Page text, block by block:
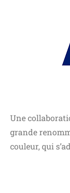
Une
grande
couleur, qui